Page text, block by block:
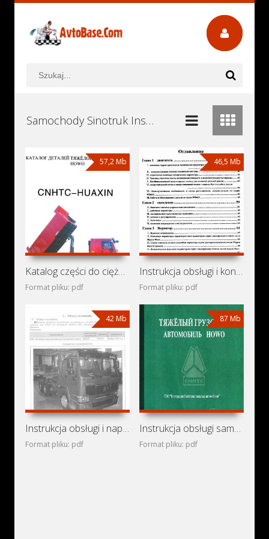
Samochody Sinotruk Instrukcje Obsługi, Książki Serwisowe i Naprawy Download - Pobierz za Darmo
57,2 Mb
Katalog części do ciężarówek Sinotruk HOWO
Format pliku: pdf
46,5 Mb
Instrukcja obsługi i konserwacji samochodu HOWO
Format pliku: pdf
42 Mb
Instrukcja obsługi i naprawy układy zasilania silników
Format pliku: pdf
87 Mb
Instrukcja obsługi samochodów ciezarowych Sinotruk HOWO
Format pliku: pdf